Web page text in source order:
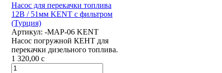
Насос для перекачки топлива
12В / 51мм KENT с фильтром
(Турция)
Артикул: -MAP-06 KENT
Насос погружной КЕНТ для
перекачки дизельного топлива.
1 320,00 c